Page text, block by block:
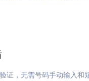
证，无需号码手动输入